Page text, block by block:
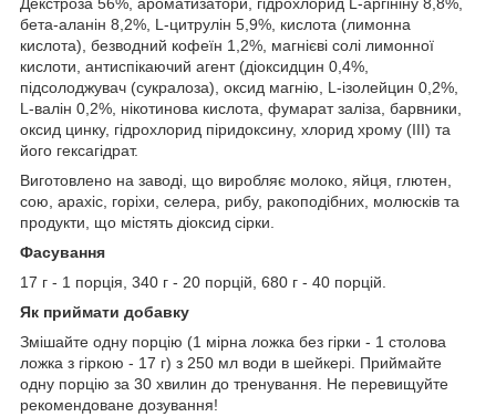
бета-аланін 8,2%, L-цитрулін 5,9%, кислота (лимонна
кислота), безводний кофеїн 1,2%, магнієві солі лимонної
кислоти, антиспікаючий агент (діоксидцин 0,4%,
підсолоджувач (сукралоза), оксид магнію, L-ізолейцин 0,2%,
L-валін 0,2%, нікотинова кислота, фумарат заліза, барвники,
оксид цинку, гідрохлорид піридоксину, хлорид хрому (III) та
його гексагідрат.
Виготовлено на заводі, що виробляє молоко, яйця, глютен,
сою, арахіс, горіхи, селера, рибу, ракоподібних, молюсків та
продукти, що містять діоксид сірки.
Фасування
17 г - 1 порція, 340 г - 20 порцій, 680 г - 40 порцій.
Як приймати добавку
Змішайте одну порцію (1 мірна ложка без гірки - 1 столова
ложка з гіркою - 17 г) з 250 мл води в шейкері. Приймайте
одну порцію за 30 хвилин до тренування. Не перевищуйте
рекомендоване дозування!